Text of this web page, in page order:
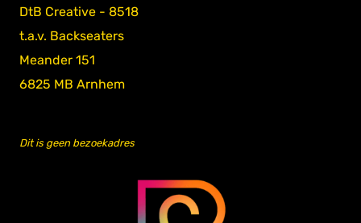
DtB Creative - 8518
t.a.v. Backseaters
Meander 151
6825 MB Arnhem
Dit is geen bezoekadres